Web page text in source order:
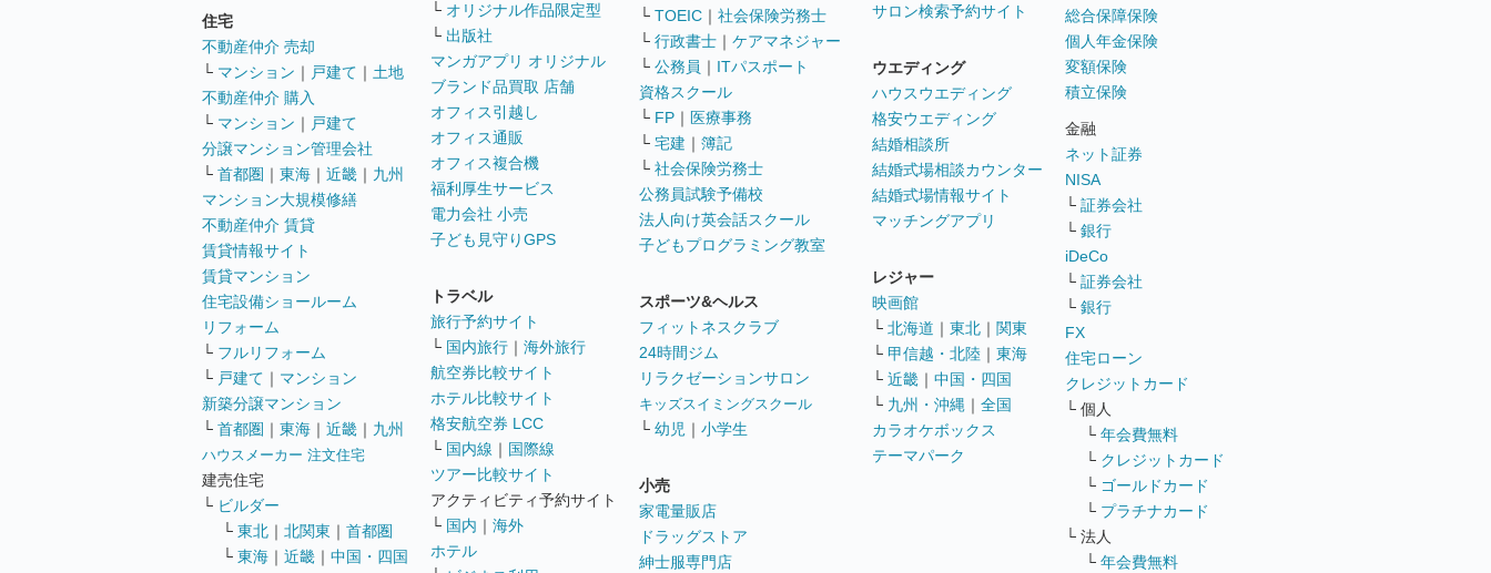
住宅
不動産仲介 売却
└ マンション ｜ 戸建て ｜ 土地
不動産仲介 購入
└ マンション ｜ 戸建て
分譲マンション管理会社
└ 首都圏 ｜ 東海 ｜ 近畿 ｜ 九州
マンション大規模修繕
不動産仲介 賃貸
賃貸情報サイト
賃貸マンション
住宅設備ショールーム
リフォーム
└ フルリフォーム
└ 戸建て ｜ マンション
新築分譲マンション
└ 首都圏 ｜ 東海 ｜ 近畿 ｜ 九州
ハウスメーカー 注文住宅
建売住宅
└ ビルダー
└ 東北 ｜ 北関東 ｜ 首都圏
└ 東海 ｜ 近畿 ｜ 中国・四国
└ オリジナル作品限定型
└ 出版社
マンガアプリ オリジナル
ブランド品買取 店舗
オフィス引越し
オフィス通販
オフィス複合機
福利厚生サービス
電力会社 小売
子ども見守りGPS
トラベル
旅行予約サイト
└ 国内旅行 ｜ 海外旅行
航空券比較サイト
ホテル比較サイト
格安航空券 LCC
└ 国内線 ｜ 国際線
ツアー比較サイト
アクティビティ予約サイト
└ 国内 ｜ 海外
ホテル
└ TOEIC ｜ 社会保険労務士
└ 行政書士 ｜ ケアマネジャー
└ 公務員 ｜ ITパスポート
資格スクール
└ FP ｜ 医療事務
└ 宅建 ｜ 簿記
└ 社会保険労務士
公務員試験予備校
法人向け英会話スクール
子どもプログラミング教室
スポーツ&ヘルス
フィットネスクラブ
24時間ジム
リラクゼーションサロン
キッズスイミングスクール
└ 幼児 ｜ 小学生
小売
家電量販店
ドラッグストア
紳士服専門店
サロン検索予約サイト
ウエディング
ハウスウエディング
格安ウエディング
結婚相談所
結婚式場相談カウンター
結婚式場情報サイト
マッチングアプリ
レジャー
映画館
└ 北海道 ｜ 東北 ｜ 関東
└ 甲信越・北陸 ｜ 東海
└ 近畿 ｜ 中国・四国
└ 九州・沖縄 ｜ 全国
カラオケボックス
テーマパーク
総合保障保険
個人年金保険
変額保険
積立保険
金融
ネット証券
NISA
└ 証券会社
└ 銀行
iDeCo
└ 証券会社
└ 銀行
FX
住宅ローン
クレジットカード
└ 個人
└ 年会費無料
└ クレジットカード
└ ゴールドカード
└ プラチナカード
└ 法人
└ 年会費無料